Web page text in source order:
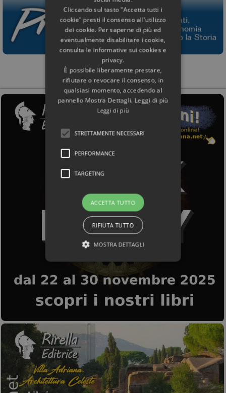
Cliccando sul tasto "Accetta tutti i
cookie" presti il consenso all'utilizzo
dei cookie. Per saperne di più ed
eventualmente disabilitare i cookie,
consulta le informative sui cookies e
privacy.
È possibile liberamente prestare,
rifiutare o revocare il consenso, in
qualsiasi momento, accedendo al
pannello Mostra Dettagli. Leggi di più
Leggi di più
STRETTAMENTE NECESSARI
PERFORMANCE
TARGETING
ACCETTA TUTTO
RIFIUTA TUTTO
MOSTRA DETTAGLI